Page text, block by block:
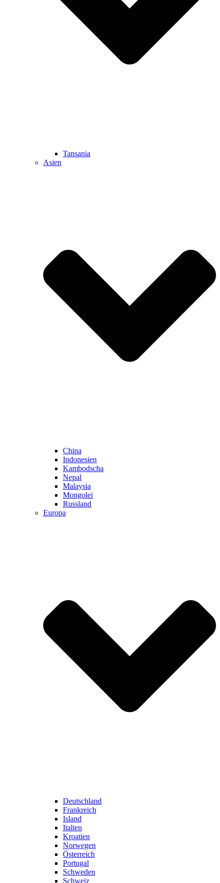
Tansania
Asien
China
Indonesien
Kambodscha
Nepal
Malaysia
Mongolei
Russland
Europa
Deutschland
Frankreich
Island
Italien
Kroatien
Norwegen
Österreich
Portugal
Schweden
Schweiz